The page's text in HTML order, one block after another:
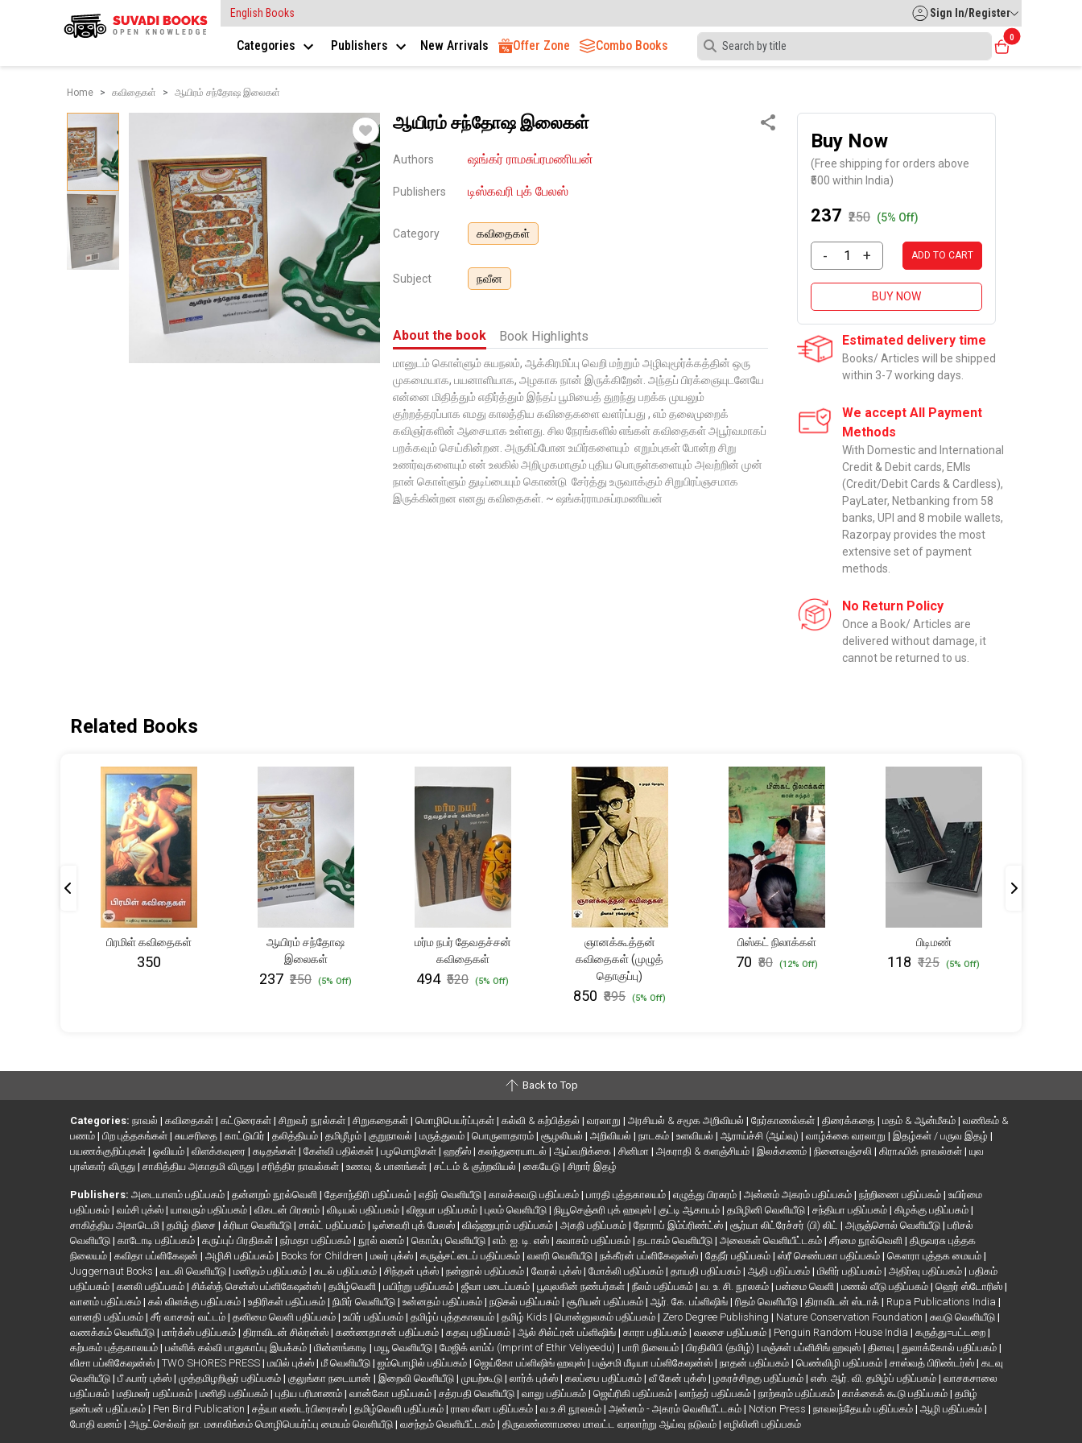
English Books Sign In/Register
Categories Publishers New Arrivals Offer Zone Combo Books
0
Home கவிதைகள் ஆயிரம் சந்தோஷ இலைகள்
ஆயிரம் சந்தோஷ இலைகள்
Authors ஷங்கர் ராமசுப்ரமணியன்
Publishers டிஸ்கவரி புக் பேலஸ்
Category கவிதைகள்
Subject நவீன
About the book Book Highlights
மானுடம் கொள்ளும் சுயநலம், ஆக்கிரமிப்பு வெறி மற்றும் அழிவுமூர்க்கத்தின் ஒரு
முகமையாக, பயனாளியாக, அழகாக நான் இருக்கிறேன். அந்தப் பிரக்ஞையுடனேயே
என்னை மிதித்தும் எதிர்த்தும் இந்தப் பூமியைத் துறந்து பறக்க முயலும்
குற்றத்தரப்பாக எமது காலத்திய கவிதைகளை வளர்ப்பது , எம் தலைமுறைக்
கவிஞர்களின் ஆசையாக உள்ளது. சில நேரங்களில் எங்கள் கவிதைகள் அபூர்வமாகப்
பறக்கவும் செய்கின்றன. அருகிப்போன உயிர்களையும் எறும்புகள் போன்ற சிறு
உணர்வுகளையும் என் உலகில் அறிமுகமாகும் புதிய பொருள்களையும் அவற்றின் முன்
நான் கொள்ளும் துடிப்பையும் கொண்டு சேர்த்து உருவாக்கும் சிறுபிரப்ஞசமாக
இருக்கின்றன எனது கவிதைகள். ~ ஷங்கர்ராமசுப்ரமணியன்
Buy Now
(Free shipping for orders above
₹500 within India)
₹237 ₹250 (5% Off)
- + ADD TO CART
BUY NOW
Estimated delivery time
Books/ Articles will be shipped
within 3-7 working days.
We accept All Payment
Methods
With Domestic and International
Credit & Debit cards, EMIs
(Credit/Debit Cards & Cardless),
PayLater, Netbanking from 58
banks, UPI and 8 mobile wallets,
Razorpay provides the most
extensive set of payment
methods.
No Return Policy
Once a Book/ Articles are
delivered without damage, it
cannot be returned to us.
Related Books
பிரமிள் கவிதைகள்
₹350
ஆயிரம் சந்தோஷ
இலைகள்
₹237 ₹250 (5% Off)
மர்ம நபர் தேவதச்சன்
கவிதைகள்
₹494 ₹520 (5% Off)
ஞானக்கூத்தன்
கவிதைகள் (முழுத்
தொகுப்பு)
₹850 ₹895 (5% Off)
பிஸ்கட் நிலாக்கள்
₹70 ₹80 (12% Off)
பிடிமண்
₹118 ₹125 (5% Off)
Back to Top
Categories: நாவல் | கவிதைகள் | கட்டுரைகள் | சிறுவர் நூல்கள் | சிறுகதைகள் | மொழிபெயர்ப்புகள் | கல்வி & கற்பித்தல் | வரலாறு | அரசியல் & சமூக அறிவியல் | நேர்காணல்கள் | திரைக்கதை | மதம் & ஆன்மீகம் | வணிகம் &
பணம் | பிற புத்தகங்கள் | சுயசரிதை | காட்டுயிர் | தலித்தியம் | தமிழீழம் | குறுநாவல் | மருத்துவம் | பொருளாதாரம் | சூழலியல் | அறிவியல் | நாடகம் | உளவியல் | ஆராய்ச்சி (ஆய்வு) | வாழ்க்கை வரலாறு | இதழ்கள் / பருவ இதழ் |
பயணக்குறிப்புகள் | ஓவியம் | விளக்கவுரை | கடிதங்கள் | கேள்வி பதில்கள் | பழமொழிகள் | ஹதீஸ் | கலந்துரையாடல் | ஆய்வறிக்கை | சினிமா | அகராதி & களஞ்சியம் | இலக்கணம் | நினைவஞ்சலி | கிராஃபிக் நாவல்கள் | யுவ
புரஸ்கார் விருது | சாகித்திய அகாதமி விருது | சரித்திர நாவல்கள் | உணவு & பானங்கள் | சட்டம் & குற்றவியல் | கையேடு | சிறார் இதழ்
Publishers: அடையாளம் பதிப்பகம் | தன்னறம் நூல்வெளி | தேசாந்திரி பதிப்பகம் | எதிர் வெளியீடு | காலச்சுவடு பதிப்பகம் | பாரதி புத்தகாலயம் | எழுத்து பிரசுரம் | அன்னம் அகரம் பதிப்பகம் | நற்றிணை பதிப்பகம் | உயிர்மை
பதிப்பகம் | வம்சி புக்ஸ் | யாவரும் பதிப்பகம் | விகடன் பிரசுரம் | விடியல் பதிப்பகம் | விஜயா பதிப்பகம் | புலம் வெளியீடு | நியூசெஞ்சுரி புக் ஹவுஸ் | குட்டி ஆகாயம் | தமிழினி வெளியீடு | சந்தியா பதிப்பகம் | கிழக்கு பதிப்பகம் |
சாகித்திய அகாடெமி | தமிழ் திசை | க்ரியா வெளியீடு | சால்ட் பதிப்பகம் | டிஸ்கவரி புக் பேலஸ் | விஷ்ணுபுரம் பதிப்பகம் | அகநி பதிப்பகம் | நோராப் இம்ப்ரிண்ட்ஸ் | சூர்யா லிட்ரேச்சர் (பி) லிட் | அருஞ்சொல் வெளியீடு | பரிசல்
வெளியீடு | காடோடி பதிப்பகம் | கருப்புப் பிரதிகள் | நர்மதா பதிப்பகம் | நூல் வனம் | கொம்பு வெளியீடு | எம். ஐ. டி. எஸ் | சுவாசம் பதிப்பகம் | தடாகம் வெளியீடு | அலைகள் வெளியீட்டகம் | சீர்மை நூல்வெளி | திருவரசு புத்தக
நிலையம் | கவிதா பப்ளிகேஷன் | அழிசி பதிப்பகம் | Books for Children | மலர் புக்ஸ் | கருஞ்சட்டைப் பதிப்பகம் | வளரி வெளியீடு | நக்கீரன் பப்ளிகேஷன்ஸ் | தேநீர் பதிப்பகம் | ஸ்ரீ செண்பகா பதிப்பகம் | கௌரா புத்தக மையம் |
Juggernaut Books | வடலி வெளியீடு | மனிதம் பதிப்பகம் | கடல் பதிப்பகம் | சிந்தன் புக்ஸ் | நன்னூல் பதிப்பகம் | வேரல் புக்ஸ் | மோக்லி பதிப்பகம் | தாயதி பதிப்பகம் | ஆதி பதிப்பகம் | மிளிர் பதிப்பகம் | அதிர்வு பதிப்பகம் | பதிகம்
பதிப்பகம் | கனலி பதிப்பகம் | சிக்ஸ்த் சென்ஸ் பப்ளிகேஷன்ஸ் | தமிழ்வெளி | பயிற்று பதிப்பகம் | ஜீவா படைப்பகம் | பூவுலகின் நண்பர்கள் | நீலம் பதிப்பகம் | வ. உ. சி. நூலகம் | பன்மை வெளி | மணல் வீடு பதிப்பகம் | ஹெர் ஸ்டோரிஸ் |
வானம் பதிப்பகம் | கல் விளக்கு பதிப்பகம் | உதிரிகள் பதிப்பகம் | நிமிர் வெளியீடு | உன்னதம் பதிப்பகம் | நடுகல் பதிப்பகம் | சூரியன் பதிப்பகம் | ஆர். கே. பப்ளிஷிங் | ரிதம் வெளியீடு | திராவிடன் ஸ்டாக் | Rupa Publications India |
வானதி பதிப்பகம் | சீர் வாசகர் வட்டம் | தனிமை வெளி பதிப்பகம் | உயிர் பதிப்பகம் | தமிழ்ப் புத்தகாலயம் | தமிழ் Kids | பொன்னுலகம் பதிப்பகம் | Zero Degree Publishing | Nature Conservation Foundation | சுவடு வெளியீடு |
வணக்கம் வெளியீடு | மார்க்ஸ் பதிப்பகம் | திராவிடன் சில்ரன்ஸ் | கண்ணதாசன் பதிப்பகம் | கதவு பதிப்பகம் | ஆல் சில்ட்ரன் பப்ளிஷிங் | காரா பதிப்பகம் | வலசை பதிப்பகம் | Penguin Random House India | கருத்து=பட்டறை |
கற்பகம் புத்தகாலயம் | பள்ளிக் கல்வி பாதுகாப்பு இயக்கம் | மின்னங்காடி | மயூ வெளியீடு | மேஜிக் லாம்ப் (Imprint of Ethir Veliyeedu) | பாரி நிலையம் | பிரதிலிபி (தமிழ்) | மஞ்சுள் பப்ளிசிங் ஹவுஸ் | தினவு | துலாக்கோல் பதிப்பகம் |
விசா பப்ளிகேஷன்ஸ் | TWO SHORES PRESS | மயில் புக்ஸ் | மீ வெளியீடு | ஐம்பொழில் பதிப்பகம் | ஜெய்கோ பப்ளிஷிங் ஹவுஸ் | பஞ்சமி மீடியா பப்ளிகேஷன்ஸ் | நாதன் பதிப்பகம் | பெண்விழி பதிப்பகம் | சாஸ்வத் பிரிண்டர்ஸ் | கடவு
வெளியீடு | பீ ஃபார் புக்ஸ் | முத்தமிழறிஞர் பதிப்பகம் | குலுங்கா நடையான் | இறைவி வெளியீடு | முயற்கூடு | லார்க் புக்ஸ் | கலப்பை பதிப்பகம் | வீ கேன் புக்ஸ் | ழகரச்சிறகு பதிப்பகம் | எஸ். ஆர். வி. தமிழ்ப் பதிப்பகம் | வாசகசாலை
பதிப்பகம் | மதிமலர் பதிப்பகம் | மனிதி பதிப்பகம் | புதிய பரிமாணம் | வான்கோ பதிப்பகம் | சத்ரபதி வெளியீடு | வாலு பதிப்பகம் | ஜெய்ரிகி பதிப்பகம் | லாந்தர் பதிப்பகம் | நாற்கரம் பதிப்பகம் | காக்கைக் கூடு பதிப்பகம் | தமிழ்
நண்பன் பதிப்பகம் | Pen Bird Publication | சத்யா எண்டர்பிரைசஸ் | தமிழ்வெளி பதிப்பகம் | ராஸ லீலா பதிப்பகம் | வ.உ.சி நூலகம் | அன்னம் - அகரம் வெளியீட்டகம் | Notion Press | நாவலந்தேயம் பதிப்பகம் | ஆழி பதிப்பகம் |
போதி வனம் | அருட்செல்வர் நா. மகாலிங்கம் மொழிபெயர்ப்பு மையம் வெளியீடு | வசந்தம் வெளியீட்டகம் | திருவண்ணாமலை மாவட்ட வரலாற்று ஆய்வு நடுவம் | எழிலினி பதிப்பகம்